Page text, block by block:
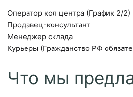
Оператор кол центра (График 2/2)
Продавец-консультант
Менеджер склада
Курьеры (Гражданство РФ
Что мы